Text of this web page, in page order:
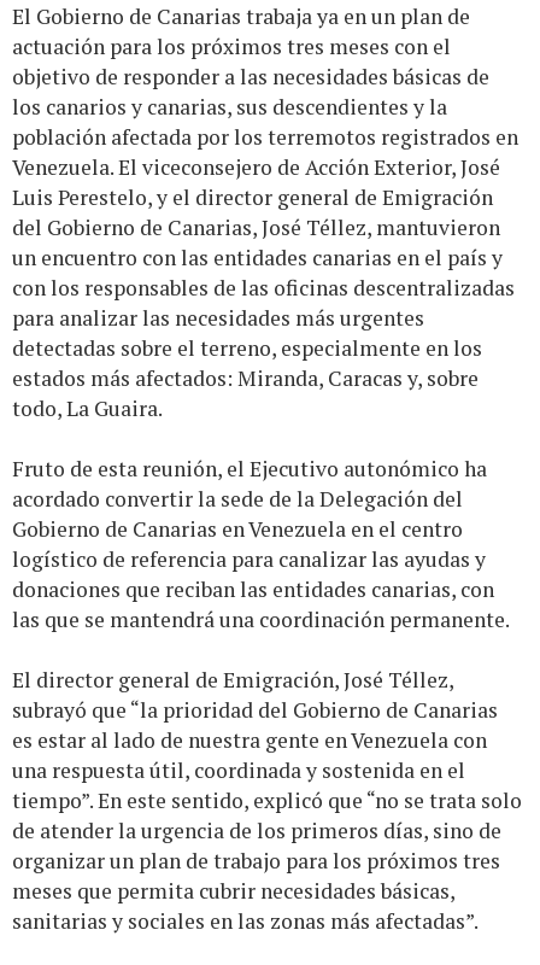
El Gobierno de Canarias trabaja ya en un plan de
actuación para los próximos tres meses con el
objetivo de responder a las necesidades básicas de
los canarios y canarias, sus descendientes y la
población afectada por los terremotos registrados en
Venezuela. El viceconsejero de Acción Exterior, José
Luis Perestelo, y el director general de Emigración
del Gobierno de Canarias, José Téllez, mantuvieron
un encuentro con las entidades canarias en el país y
con los responsables de las oficinas descentralizadas
para analizar las necesidades más urgentes
detectadas sobre el terreno, especialmente en los
estados más afectados: Miranda, Caracas y, sobre
todo, La Guaira.
Fruto de esta reunión, el Ejecutivo autonómico ha
acordado convertir la sede de la Delegación del
Gobierno de Canarias en Venezuela en el centro
logístico de referencia para canalizar las ayudas y
donaciones que reciban las entidades canarias, con
las que se mantendrá una coordinación permanente.
El director general de Emigración, José Téllez,
subrayó que “la prioridad del Gobierno de Canarias
es estar al lado de nuestra gente en Venezuela con
una respuesta útil, coordinada y sostenida en el
tiempo”. En este sentido, explicó que “no se trata solo
de atender la urgencia de los primeros días, sino de
organizar un plan de trabajo para los próximos tres
meses que permita cubrir necesidades básicas,
sanitarias y sociales en las zonas más afectadas”.